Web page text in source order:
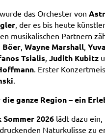
das Orchester von
, der es bis heute
musikalischen Partnern
Böer Wayne Marshall
Tsialis Judith Kubitz
. Erster
die ganze Region – ein
Sommer 2026 lädt dazu
Naturkulisse zu